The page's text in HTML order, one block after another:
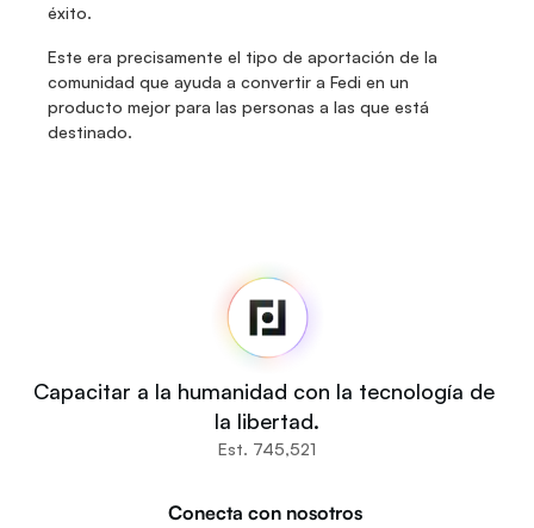
éxito.
Este era precisamente el tipo de aportación de la
comunidad que ayuda a convertir a Fedi en un
producto mejor para las personas a las que está
destinado.
Noticias
Código fuente
Fedi For
Tú
Comunidades
Organizaciones
Descargar la aplicación
Capacitar a la humanidad con la tecnología de
la libertad.
Est. 745,521
Conecta con nosotros